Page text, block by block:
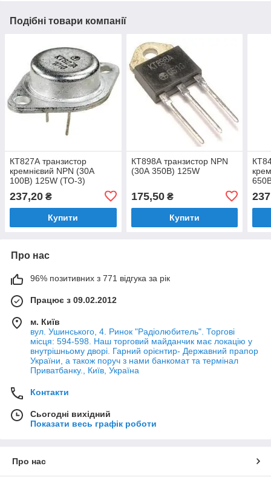
Подібні товари компанії
КТ827А транзистор
кремнієвий NPN (30А
100В) 125W (ТО-3)
237,20 ₴
Купити
КТ898А транзистор NPN
(30А 350В) 125W
175,50₴
Купити
Про нас
96% позитивних з 771 відгука за рік
Працює з 09.02.2012
м. Київ
вул. Ушинського, 4. Ринок "Радіолюбитель". Торгові
місця: 594-598. Наш торговий майданчик має локацію у
внутрішньому дворі. Гарний орієнтир- Державний прапор
України, а також поруч з нами банкомат та термінал
Приватбанку., Київ, Україна
Контакти
Сьогодні вихідний
Показати весь графік роботи
Про нас